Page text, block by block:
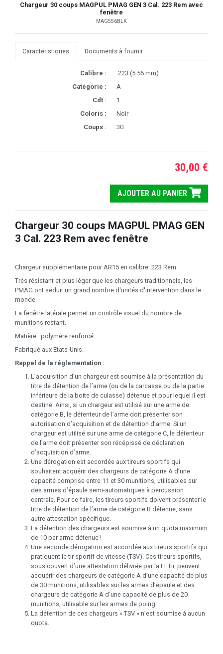
Chargeur 30 coups MAGPUL PMAG GEN 3 Cal. 223 Rem avec
fenêtre
MAG556BLK
Caractéristiques Documents à fournir
Calibre :
.223 (5.56 mm)
Catégorie :
A
Cdt :
1
Coloris :
Noir
Coups :
30
30,00 €
AJOUTER AU PANIER
Chargeur 30 coups MAGPUL PMAG GEN
3 Cal. 223 Rem avec fenêtre
Chargeur supplémentaire pour AR15 en calibre .223 Rem.
Très résistant et plus léger que les chargeurs traditionnels, les
PMAG ont séduit un grand nombre d'unités d'intervention dans le
monde.
La fenêtre latérale permet un contrôle visuel du nombre de
munitions restant.
Matière : polymère renforcé.
Fabriqué aux Etats-Unis.
Rappel de la réglementation :
L’acquisition d’un chargeur est soumise à la présentation du
titre de détention de l’arme (ou de la carcasse ou de la partie
inférieure de la boite de culasse) détenue et pour lequel il est
destiné. Ainsi, si un chargeur est utilisé sur une arme de
catégorie B, le détenteur de l’arme doit présenter son
autorisation d’acquisition et de détention d’arme. Si un
chargeur est utilisé sur une arme de catégorie C, le détenteur
de l’arme doit présenter son récépissé de déclaration
d’acquisition d’arme.
Une dérogation est accordée aux tireurs sportifs qui
souhaitent acquérir des chargeurs de catégorie A d’une
capacité comprise entre 11 et 30 munitions, utilisables sur
des armes d’épaule semi-automatiques à percussion
centrale. Pour ce faire, les tireurs sportifs doivent présenter le
titre de détention de l’arme de catégorie B détenue, sans
autre attestation spécifique.
La détention des chargeurs est soumise à un quota maximum
de 10 par arme détenue !
Une seconde dérogation est accordée aux tireurs sportifs qui
pratiquent le tir sportif de vitesse (TSV). Ces tireurs sportifs,
sous couvert d’une attestation délivrée par la FFTir, peuvent
acquérir des chargeurs de catégorie A d’une capacité de plus
de 30 munitions, utilisables sur les armes d’épaule et des
chargeurs de catégorie A d’une capacité de plus de 20
munitions, utilisable sur les armes de poing.
La détention de ces chargeurs « TSV » n’est soumise à aucun
quota.